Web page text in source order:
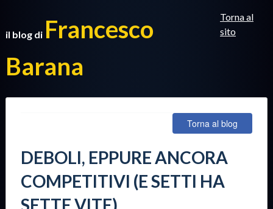
il blog di Francesco
Barana
Torna al
sito
Torna al blog
DEBOLI, EPPURE ANCORA
COMPETITIVI (E SETTI HA
SETTE VITE)